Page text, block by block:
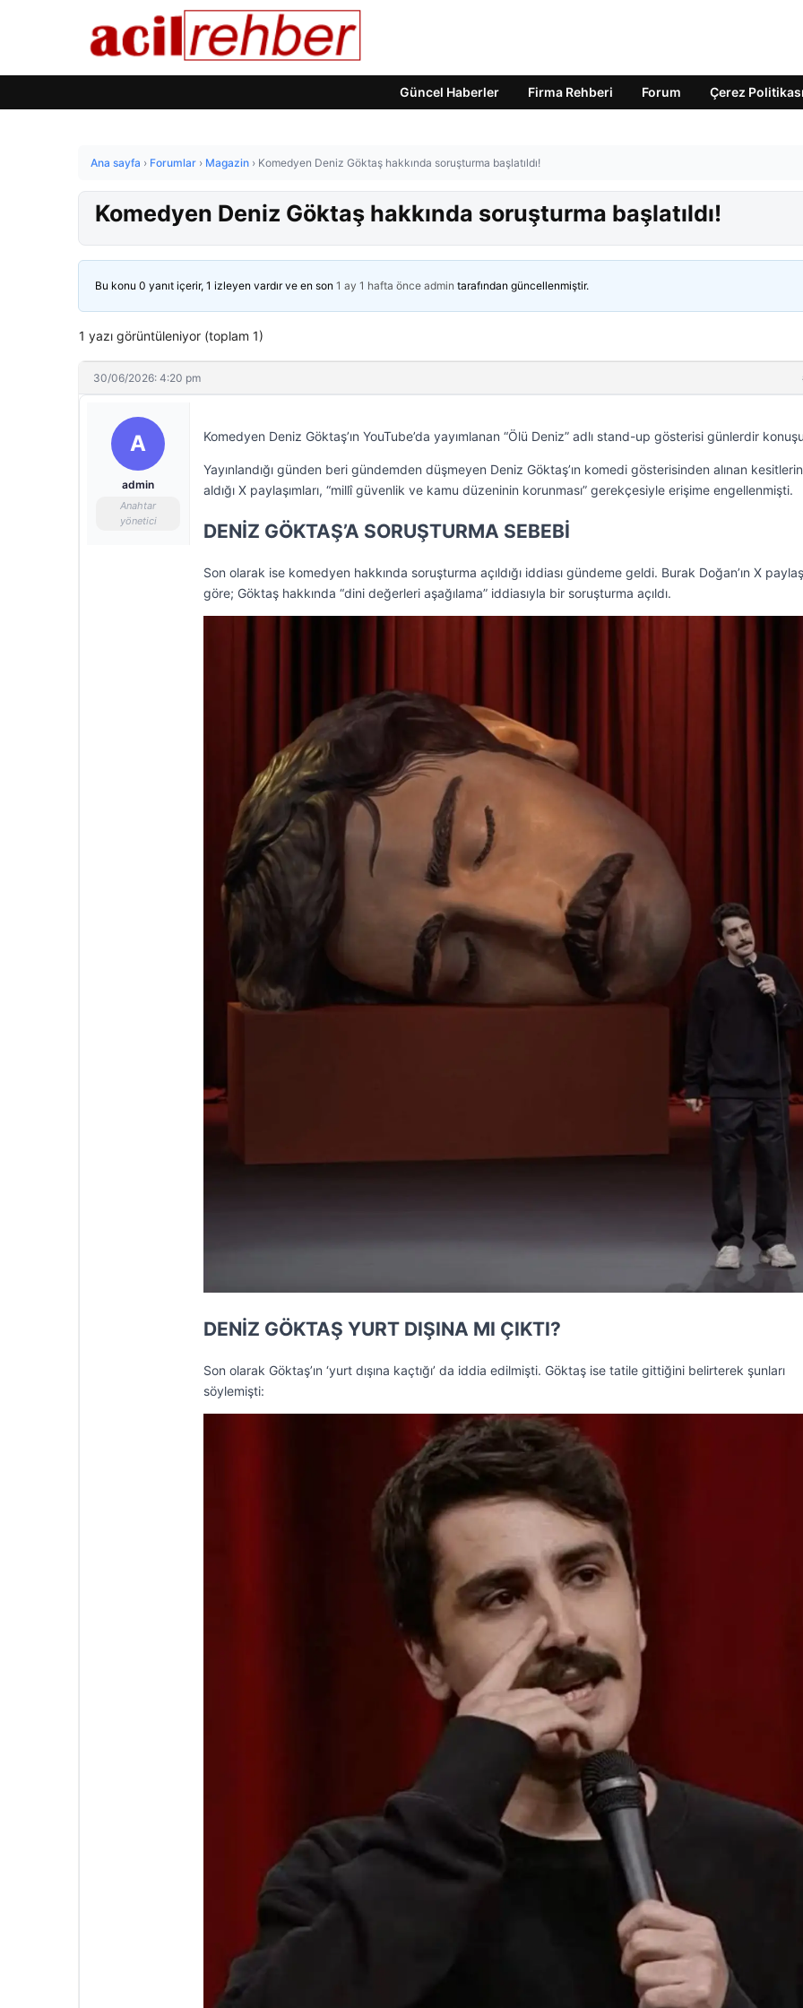
Güncel Haberler Firma Rehberi Forum Çerez Politikası
Ana sayfa › Forumlar › Magazin › Komedyen Deniz Göktaş hakkında soruşturma başlatıldı!
Komedyen Deniz Göktaş hakkında soruşturma başlatıldı!
Bu konu 0 yanıt içerir, 1 izleyen vardır ve en son 1 ay 1 hafta önce admin tarafından güncellenmiştir.
1 yazı görüntüleniyor (toplam 1)
30/06/2026: 4:20 pm
A
admin
Anahtar
yönetici
Komedyen Deniz Göktaş’ın YouTube’da yayımlanan “Ölü Deniz” adlı stand-up gösterisi günlerdir
Yayınlandığı günden beri gündemden düşmeyen Deniz Göktaş’ın komedi gösterisinden alınan
aldığı X paylaşımları, “millî güvenlik ve kamu düzeninin korunması” gerekçesiyle erişime engellenmişti.
DENİZ GÖKTAŞ’A SORUŞTURMA SEBEBİ
Son olarak ise komedyen hakkında soruşturma açıldığı iddiası gündeme geldi. Burak Doğan’ın X
göre; Göktaş hakkında “dini değerleri aşağılama” iddiasıyla bir soruşturma açıldı.
DENİZ GÖKTAŞ YURT DIŞINA MI ÇIKTI?
Son olarak Göktaş’ın ‘yurt dışına kaçtığı’ da iddia edilmişti. Göktaş ise tatile gittiğini belirterek şunları
söylemişti: